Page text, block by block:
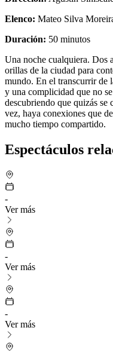
Elenco: Mateo Silva
Duración: 50 minutos
Una noche cualquiera. Dos
orillas de la ciudad para
mundo. En el transcurrir de
y una complicidad que no
descubriendo que quizás se
vez, haya conexiones que
mucho tiempo compartido.
Espectáculos
-
Ver más
-
Ver más
-
Ver más